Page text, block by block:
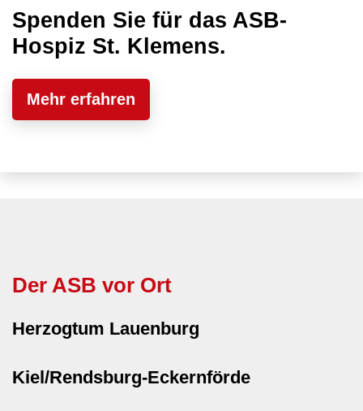
Spenden Sie für das ASB-
Hospiz St. Klemens.
Mehr erfahren
Der ASB vor Ort
Herzogtum Lauenburg
Kiel/Rendsburg-Eckernförde